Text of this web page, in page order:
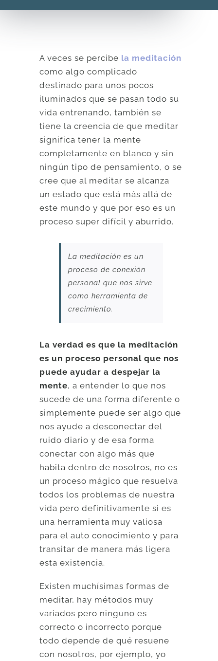
Carrito
A veces se percibe la meditación
como algo complicado
destinado para unos pocos
iluminados que se pasan todo su
vida entrenando, también se
tiene la creencia de que meditar
significa tener la mente
completamente en blanco y sin
ningún tipo de pensamiento, o se
cree que al meditar se alcanza
un estado que está más allá de
este mundo y que por eso es un
proceso super difícil y aburrido.
La meditación es un
proceso de conexión
personal que nos sirve
como herramienta de
crecimiento.
La verdad es que la meditación
es un proceso personal que nos
puede ayudar a despejar la
mente, a entender lo que nos
sucede de una forma diferente o
simplemente puede ser algo que
nos ayude a desconectar del
ruido diario y de esa forma
conectar con algo más que
habita dentro de nosotros, no es
un proceso mágico que resuelva
todos los problemas de nuestra
vida pero definitivamente si es
una herramienta muy valiosa
para el auto conocimiento y para
transitar de manera más ligera
esta existencia.
Existen muchísimas formas de
meditar, hay métodos muy
variados pero ninguno es
correcto o incorrecto porque
todo depende de qué resuene
con nosotros, por ejemplo, yo